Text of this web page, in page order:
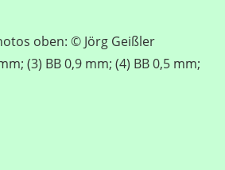
oben: © Jörg Geißler
(3) BB 0,9 mm; (4) BB 0,5 mm;